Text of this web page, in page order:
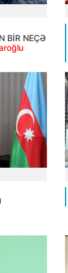
BİR NEÇƏ